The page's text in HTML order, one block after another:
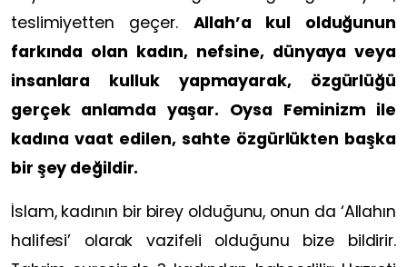
teslimiyetten geçer. Allah’a kul olduğunun
farkında olan kadın, nefsine, dünyaya veya
insanlara kulluk yapmayarak, özgürlüğü
gerçek anlamda yaşar. Oysa Feminizm ile
kadına vaat edilen, sahte özgürlükten başka
bir şey değildir.
İslam, kadının bir birey olduğunu, onun da ‘Allahın
halifesi’ olarak vazifeli olduğunu bize bildirir.